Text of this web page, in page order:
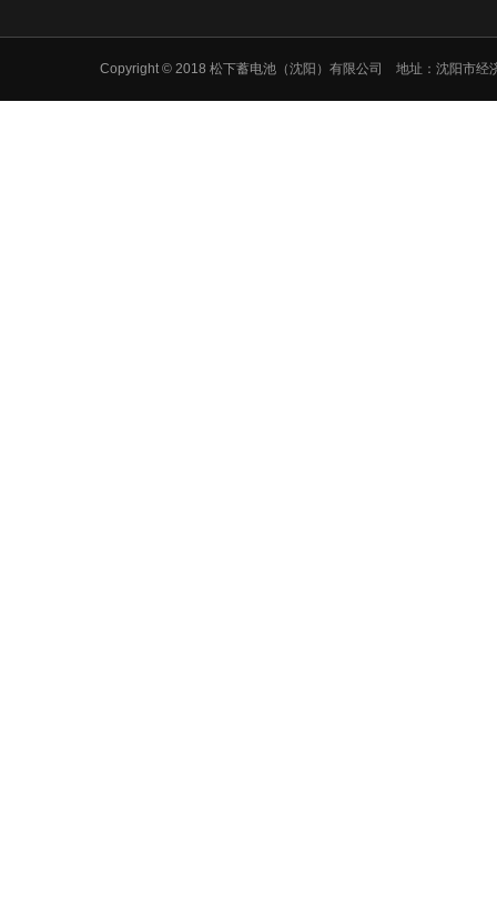
Copyright © 2018 松下蓄电池（沈阳）有限公司 地址：沈阳市